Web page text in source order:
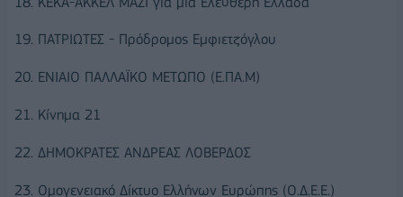
19. ΠΑΤΡΙΩΤΕΣ - Πρόδρομος Εμφιετζόγλου
20. ΕΝΙΑΙΟ ΠΑΛΛΑΪΚΟ ΜΕΤΩΠΟ (Ε.ΠΑ.Μ)
21. Κίνημα 21
22. ΔΗΜΟΚΡΑΤΕΣ ΑΝΔΡΕΑΣ ΛΟΒΕΡΔΟΣ
23. Ομογενειακό Δίκτυο Ελλήνων Ευρώπης (Ο.Δ.Ε.Ε.)